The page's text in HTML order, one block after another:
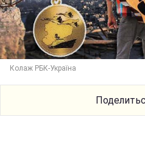
Колаж РБК-Україна